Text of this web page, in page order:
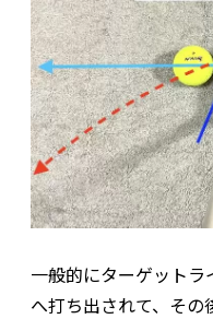
一般的にターゲット
へ打ち出されて、その